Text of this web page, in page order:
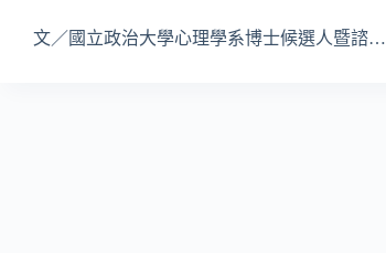
文／國立政治大學心理學系博士候選人暨諮…